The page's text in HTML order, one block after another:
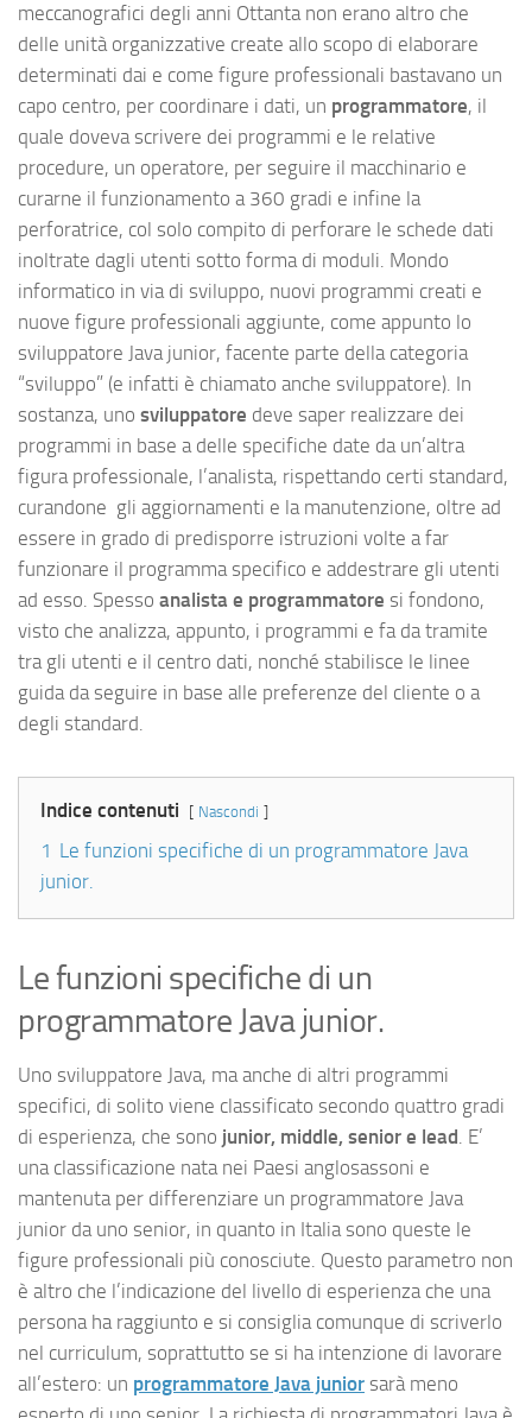
meccanografici degli anni Ottanta non erano altro che
delle unità organizzative create allo scopo di elaborare
determinati dai e come figure professionali bastavano un
capo centro, per coordinare i dati, un programmatore, il
quale doveva scrivere dei programmi e le relative
procedure, un operatore, per seguire il macchinario e
curarne il funzionamento a 360 gradi e infine la
perforatrice, col solo compito di perforare le schede dati
inoltrate dagli utenti sotto forma di moduli. Mondo
informatico in via di sviluppo, nuovi programmi creati e
nuove figure professionali aggiunte, come appunto lo
sviluppatore Java junior, facente parte della categoria
“sviluppo” (e infatti è chiamato anche sviluppatore). In
sostanza, uno sviluppatore deve saper realizzare dei
programmi in base a delle specifiche date da un’altra
figura professionale, l’analista, rispettando certi standard,
curandone gli aggiornamenti e la manutenzione, oltre ad
essere in grado di predisporre istruzioni volte a far
funzionare il programma specifico e addestrare gli utenti
ad esso. Spesso analista e programmatore si fondono,
visto che analizza, appunto, i programmi e fa da tramite
tra gli utenti e il centro dati, nonché stabilisce le linee
guida da seguire in base alle preferenze del cliente o a
degli standard.
Indice contenuti Nascondi
1 Le funzioni specifiche di un programmatore Java
junior.
Le funzioni specifiche di un
programmatore Java junior.
Uno sviluppatore Java, ma anche di altri programmi
specifici, di solito viene classificato secondo quattro gradi
di esperienza, che sono junior, middle, senior e lead. E’
una classificazione nata nei Paesi anglosassoni e
mantenuta per differenziare un programmatore Java
junior da uno senior, in quanto in Italia sono queste le
figure professionali più conosciute. Questo parametro non
è altro che l’indicazione del livello di esperienza che una
persona ha raggiunto e si consiglia comunque di scriverlo
nel curriculum, soprattutto se si ha intenzione di lavorare
all’estero: un programmatore Java junior sarà meno